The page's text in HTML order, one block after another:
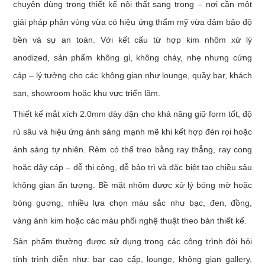
chuyên dùng trong thiết kế nội thất sang trọng – nơi cần một
giải pháp phân vùng vừa có hiệu ứng thẩm mỹ vừa đảm bảo độ
bền và sự an toàn. Với kết cấu từ hợp kim nhôm xử lý
anodized, sản phẩm không gỉ, không cháy, nhẹ nhưng cứng
cáp – lý tưởng cho các không gian như lounge, quầy bar, khách
sạn, showroom hoặc khu vực triển lãm.
Thiết kế mắt xích 2.0mm dày dặn cho khả năng giữ form tốt, độ
rủ sâu và hiệu ứng ánh sáng mạnh mẽ khi kết hợp đèn rọi hoặc
ánh sáng tự nhiên. Rèm có thể treo bằng ray thẳng, ray cong
hoặc dây cáp – dễ thi công, dễ bảo trì và đặc biệt tạo chiều sâu
không gian ấn tượng. Bề mặt nhôm được xử lý bóng mờ hoặc
bóng gương, nhiều lựa chọn màu sắc như bạc, đen, đồng,
vàng ánh kim hoặc các màu phối nghệ thuật theo bản thiết kế.
Sản phẩm thường được sử dụng trong các công trình đòi hỏi
tính trình diễn như: bar cao cấp, lounge, không gian gallery,